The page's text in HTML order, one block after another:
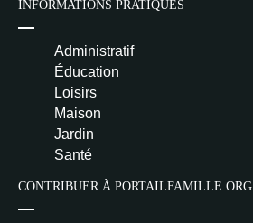
INFORMATIONS PRATIQUES
Administratif
Éducation
Loisirs
Maison
Jardin
Santé
CONTRIBUER À PORTAILFAMILLE.ORG